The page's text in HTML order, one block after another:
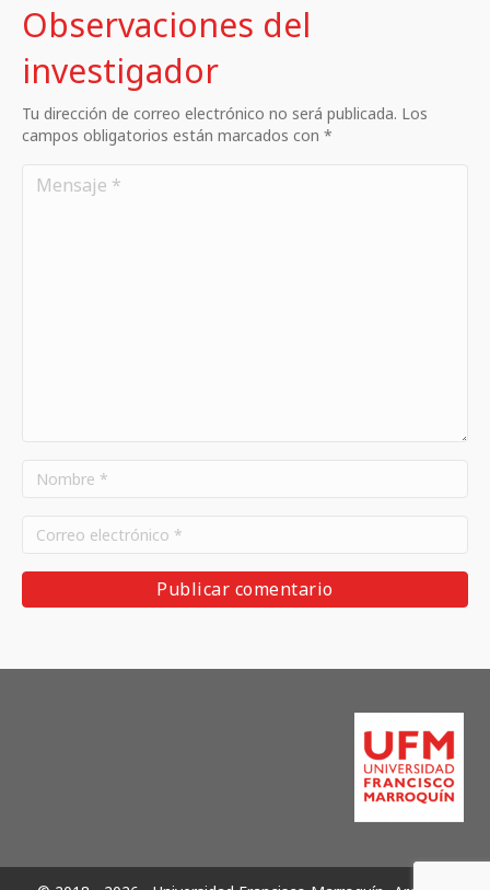
Observaciones del
investigador
Tu dirección de correo electrónico no será publicada. Los
campos obligatorios están marcados con *